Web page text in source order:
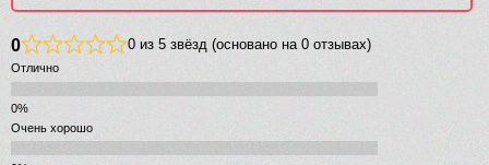
0 0 из 5 звёзд (основано на 0 отзывах)
Отлично
Очень хорошо